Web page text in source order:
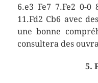
6.e3 Fe7 7.Fe2 0-0
11.Fd2 Cb6 avec
une bonne
consultera des
5.